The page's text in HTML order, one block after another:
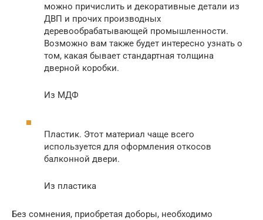
можно причислить и декоративные детали из
ДВП и прочих производных
деревообрабатывающей промышленности.
Возможно вам также будет интересно узнать о
том, какая бывает стандартная толщина
дверной коробки.
Из МДФ
Пластик. Этот материал чаще всего
используется для оформления откосов
балконной двери.
Из пластика
Без сомнения, приобретая доборы, необходимо